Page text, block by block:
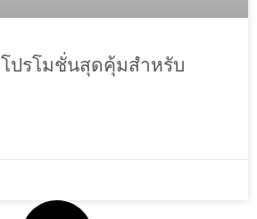
โปรโมชั่นสุดคุ้มสำหรับ